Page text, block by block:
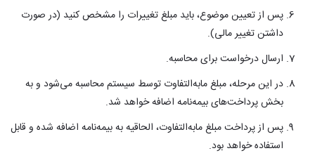
پس از تعیین موضوع، باید مبلغ تغییرات را مشخص کنید (در صورت
داشتن تغییر مالی).
ارسال درخواست برای محاسبه.
در این مرحله، مبلغ مابه‌التفاوت توسط سیستم محاسبه می‌شود و به
بخش پرداخت‌های بیمه‌نامه اضافه خواهد شد.
پس از پرداخت مبلغ مابه‌التفاوت، الحاقیه به بیمه‌نامه اضافه شده و قابل
استفاده خواهد بود.